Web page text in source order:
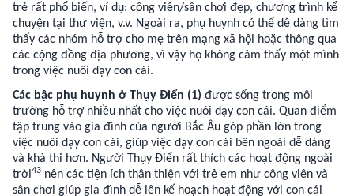
trẻ rất phổ biến, ví dụ: công viên/sân chơi đẹp, chương trình kể
chuyện tại thư viện, v.v. Ngoài ra, phụ huynh có thể dễ dàng tìm
thấy các nhóm hỗ trợ cho mẹ trên mạng xã hội hoặc thông qua
các cộng đồng địa phương, vì vậy họ không cảm thấy một mình
trong việc nuôi dạy con cái.
Các bậc phụ huynh ở Thụy Điển (1) được sống trong môi
trường hỗ trợ nhiều nhất cho việc nuôi dạy con cái. Quan điểm
tập trung vào gia đình của người Bắc Âu góp phần lớn trong
việc nuôi dạy con cái, giúp việc dạy con cái bên ngoài dễ dàng
và khả thi hơn. Người Thụy Điển rất thích các hoạt động ngoài
trời43 nên các tiện ích thân thiện với trẻ em như công viên và
sân chơi giúp gia đình dễ lên kế hoạch hoạt động với con cái